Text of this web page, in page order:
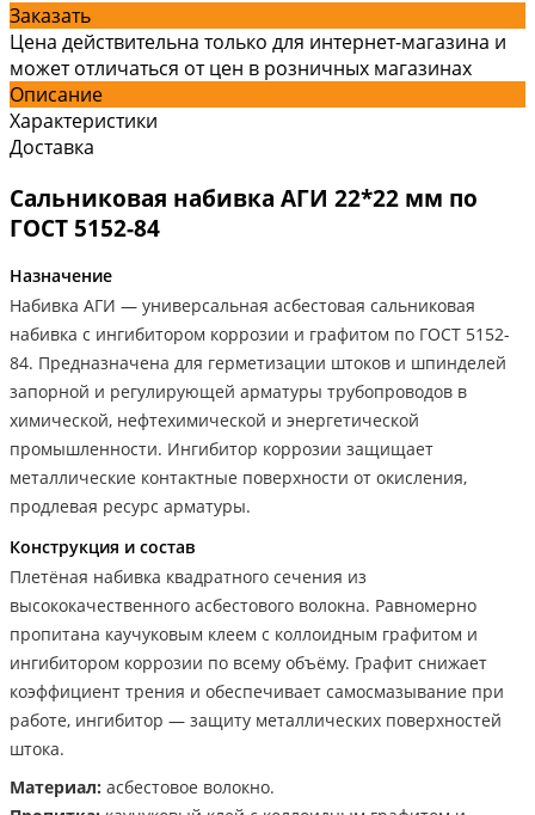
Заказать
Цена действительна только для интернет-магазина и
может отличаться от цен в розничных магазинах
Описание
Характеристики
Доставка
Сальниковая набивка АГИ 22*22 мм по
ГОСТ 5152-84
Назначение
Набивка АГИ — универсальная асбестовая сальниковая
набивка с ингибитором коррозии и графитом по ГОСТ 5152-
84. Предназначена для герметизации штоков и шпинделей
запорной и регулирующей арматуры трубопроводов в
химической, нефтехимической и энергетической
промышленности. Ингибитор коррозии защищает
металлические контактные поверхности от окисления,
продлевая ресурс арматуры.
Конструкция и состав
Плетёная набивка квадратного сечения из
высококачественного асбестового волокна. Равномерно
пропитана каучуковым клеем с коллоидным графитом и
ингибитором коррозии по всему объёму. Графит снижает
коэффициент трения и обеспечивает самосмазывание при
работе, ингибитор — защиту металлических поверхностей
штока.
Материал: асбестовое волокно.